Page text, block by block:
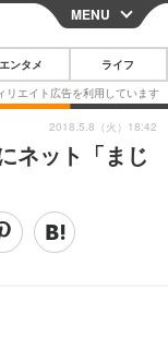
CLOSE
マートフォン
その他
映画・ドラマ
MENU
エンタメ ライフ
ネット「まじ
2018.5.8（火）18:42